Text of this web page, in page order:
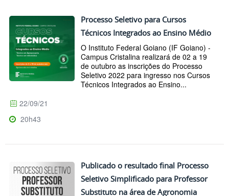
Processo Seletivo para Cursos
Técnicos Integrados ao Ensino Médio
O Instituto Federal Goiano (IF Goiano) -
Campus Cristalina realizará de 02 a 19
de outubro as inscrições do Processo
Seletivo 2022 para ingresso nos Cursos
Técnicos Integrados ao Ensino...
22/09/21
20h43
Publicado o resultado final Processo
Seletivo Simplificado para Professor
Substituto na área de Agronomia